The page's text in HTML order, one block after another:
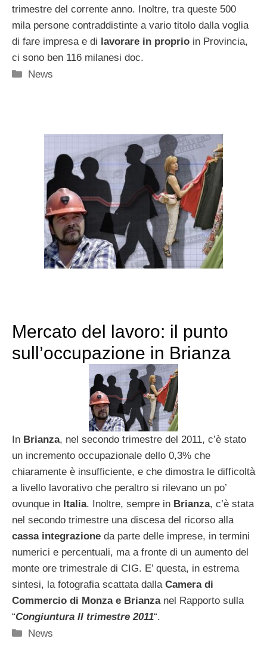
trimestre del corrente anno. Inoltre, tra queste 500
mila persone contraddistinte a vario titolo dalla voglia
di fare impresa e di lavorare in proprio in Provincia,
ci sono ben 116 milanesi doc.
Categorie
News
Mercato del lavoro: il punto
sull’occupazione in Brianza
In Brianza, nel secondo trimestre del 2011, c’è stato
un incremento occupazionale dello 0,3% che
chiaramente è insufficiente, e che dimostra le difficoltà
a livello lavorativo che peraltro si rilevano un po’
ovunque in Italia. Inoltre, sempre in Brianza, c’è stata
nel secondo trimestre una discesa del ricorso alla
cassa integrazione da parte delle imprese, in termini
numerici e percentuali, ma a fronte di un aumento del
monte ore trimestrale di CIG. E’ questa, in estrema
sintesi, la fotografia scattata dalla Camera di
Commercio di Monza e Brianzanel Rapporto sulla
“Congiuntura II trimestre 2011“.
Categorie
News